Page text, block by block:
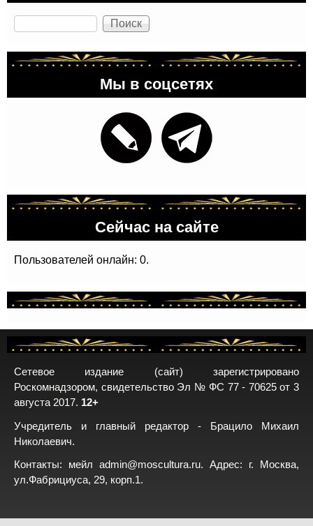
Поиск
Мы в соцсетях
Сейчас на сайте
Пользователей онлайн: 0.
Сетевое издание (сайт) зарегистрировано
Роскомнадзором, свидетельство Эл № ФС 77 - 70625 от 3
августа 2017. 12+
Учредитель и главный редактор - Брацило Михаил
Николаевич.
Контакты: мейл admin@moscultura.ru. Адрес: г. Москва,
ул.Фабрициуса, 29, корп.1.